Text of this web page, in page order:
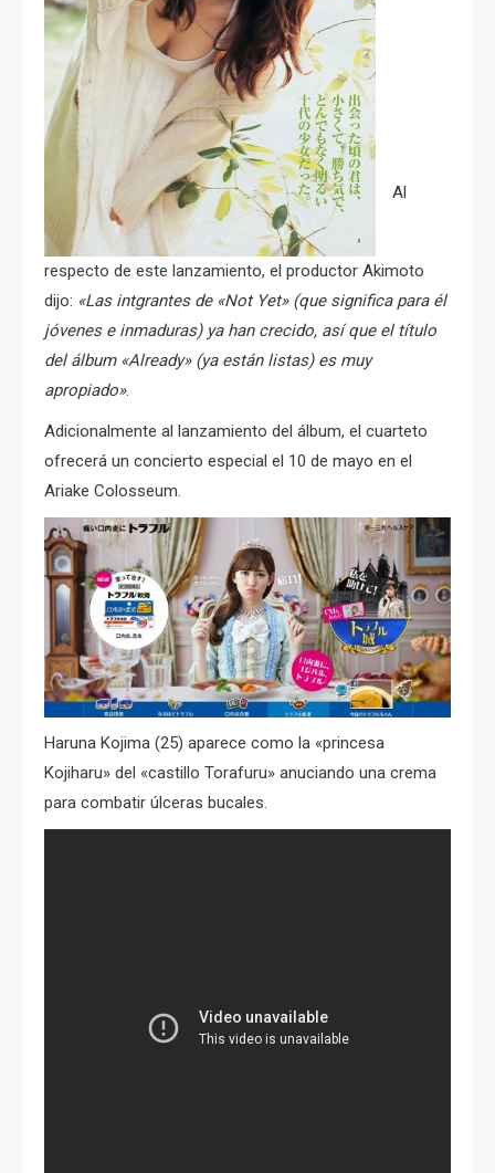
Al
respecto de este lanzamiento, el productor Akimoto
dijo: «Las intgrantes de «Not Yet» (que significa para él
jóvenes e inmaduras) ya han crecido, así que el título
del álbum «Already» (ya están listas) es muy
apropiado».
Adicionalmente al lanzamiento del álbum, el cuarteto
ofrecerá un concierto especial el 10 de mayo en el
Ariake Colosseum.
Haruna Kojima (25) aparece como la «princesa
Kojiharu» del «castillo Torafuru» anuciando una crema
para combatir úlceras bucales.